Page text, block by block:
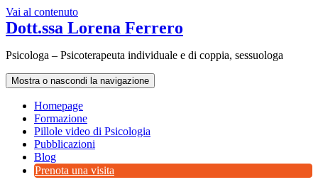
Vai al contenuto
Dott.ssa Lorena Ferrero
Psicologa – Psicoterapeuta individuale e di coppia, sessuologa
Mostra o nascondi la navigazione
Homepage
Formazione
Pillole video di Psicologia
Pubblicazioni
Blog
Prenota una visita